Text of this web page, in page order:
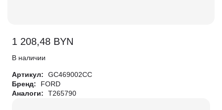
1 208,48 BYN
В наличии
Артикул:
GC469002CC
Бренд:
FORD
Аналоги:
T265790